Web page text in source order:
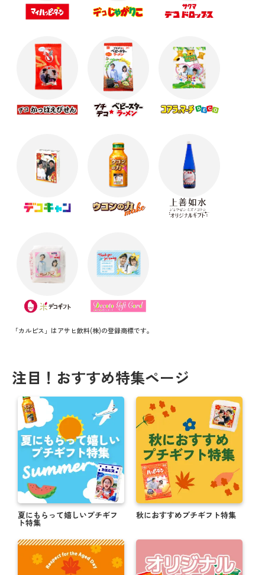
「カルピス」はアサヒ飲料(株)の登録商標です。
注目！おすすめ特集ページ
夏にもらって嬉しいプチギフ
ト特集
秋におすすめプチギフト特集